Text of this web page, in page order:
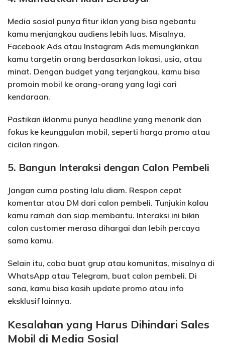
Media sosial punya fitur iklan yang bisa ngebantu
kamu menjangkau audiens lebih luas. Misalnya,
Facebook Ads atau Instagram Ads memungkinkan
kamu targetin orang berdasarkan lokasi, usia, atau
minat. Dengan budget yang terjangkau, kamu bisa
promoin mobil ke orang-orang yang lagi cari
kendaraan.
Pastikan iklanmu punya headline yang menarik dan
fokus ke keunggulan mobil, seperti harga promo atau
cicilan ringan.
5. Bangun Interaksi dengan Calon Pembeli
Jangan cuma posting lalu diam. Respon cepat
komentar atau DM dari calon pembeli. Tunjukin kalau
kamu ramah dan siap membantu. Interaksi ini bikin
calon customer merasa dihargai dan lebih percaya
sama kamu.
Selain itu, coba buat grup atau komunitas, misalnya di
WhatsApp atau Telegram, buat calon pembeli. Di
sana, kamu bisa kasih update promo atau info
eksklusif lainnya.
Kesalahan yang Harus Dihindari Sales
Mobil di Media Sosial